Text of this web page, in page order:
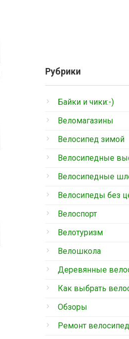
Рубрики
Байки и чики:-)
Веломагазины
Велосипед зимой
Велосипедные
Велосипедные
Велосипеды без
Велоспорт
Велотуризм
Велошкола
Деревянные
Как выбрать
Обзоры
Ремонт